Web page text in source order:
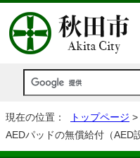
現在の位置： トップページ >
AEDパッドの無償給付（AED